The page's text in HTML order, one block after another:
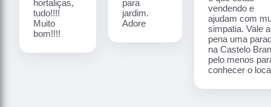
hortaliças,
tudo!!!!
Muito
bom!!!!
para
jardim.
Adore
vendendo e
ajudam com
simpatia. Vale a
pena uma
na Castelo
pelo menos
conhecer o